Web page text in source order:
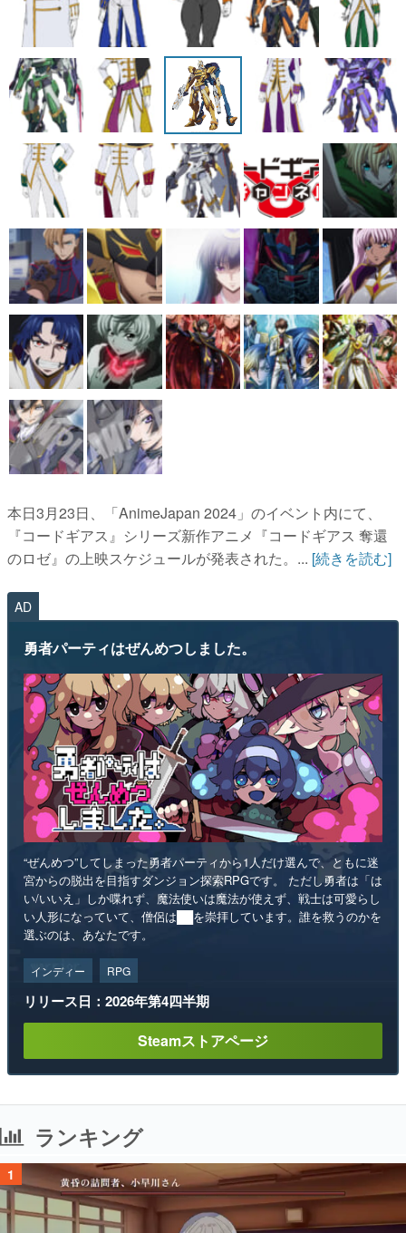
本日3月23日、「AnimeJapan 2024」のイベント内にて、
『コードギアス』シリーズ新作アニメ『コードギアス 奪還
のロゼ』の上映スケジュールが発表された。... [続きを読む]
AD
勇者パーティはぜんめつしました。
“ぜんめつ”してしまった勇者パーティから1人だけ選んで、ともに迷
宮からの脱出を目指すダンジョン探索RPGです。 ただし勇者は「は
い/いいえ」しか喋れず、魔法使いは魔法が使えず、戦士は可愛らし
い人形になっていて、僧侶は██を崇拝しています。誰を救うのかを
選ぶのは、あなたです。
インディー RPG
リリース日：2026年第4四半期
Steamストアページ
ランキング
1